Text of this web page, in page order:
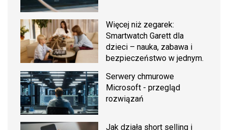
Więcej niż zegarek:
Smartwatch Garett dla
dzieci – nauka, zabawa i
bezpieczeństwo w jednym.
Serwery chmurowe
Microsoft - przegląd
rozwiązań
Jak działa short selling i